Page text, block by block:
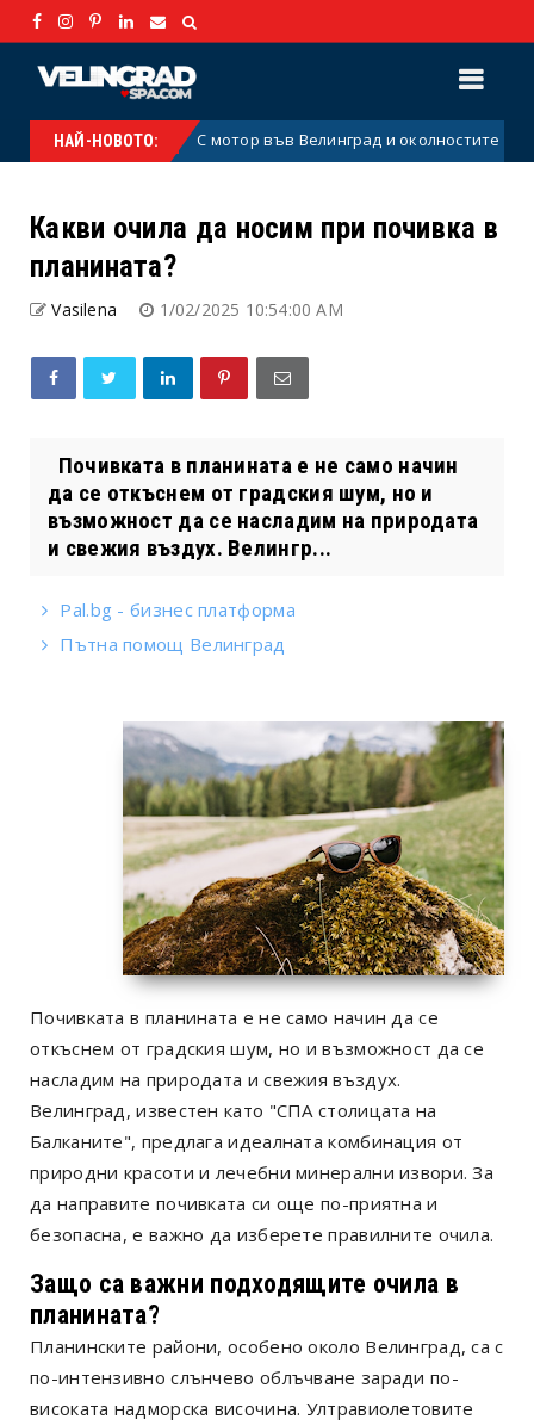
НАЙ-НОВОТО:
Велинград С мотор във Велинград и околностите —
Какви очила да носим при почивка в
планината?
Vasilena 1/02/2025 10:54:00 AM
Почивката в планината е не само начин
да се откъснем от градския шум, но и
възможност да се насладим на природата
и свежия въздух. Велингр...
Pal.bg - бизнес платформа
Пътна помощ Велинград
Почивката в планината е не само начин да се
откъснем от градския шум, но и възможност да се
насладим на природата и свежия въздух.
Велинград, известен като "СПА столицата на
Балканите", предлага идеалната комбинация от
природни красоти и лечебни минерални извори. За
да направите почивката си още по-приятна и
безопасна, е важно да изберете правилните очила.
Защо са важни подходящите очила в
планината?
Планинските райони, особено около Велинград, са с
по-интензивно слънчево облъчване заради по-
високата надморска височина. Ултравиолетовите